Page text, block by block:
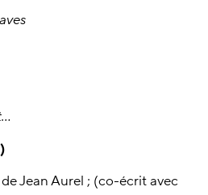
Jean Aurel ; (co-écrit avec